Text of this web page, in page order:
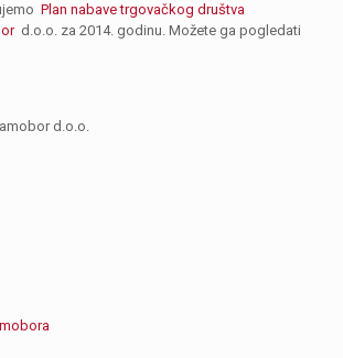
Plan nabave trgovačkog društva
d.o.o. za 2014. godinu. Možete ga pogledati
d.o.o.